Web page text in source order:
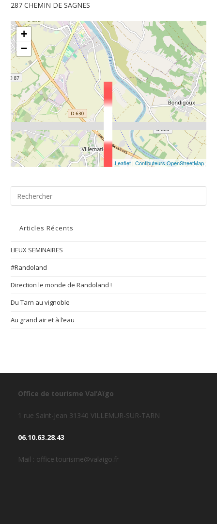
287 CHEMIN DE SAGNES
+
−
Leaflet| Contibuteurs OpenStreetMap
Articles Récents
LIEUX SEMINAIRES
#Randoland
Direction le monde de Randoland !
Du Tarn au vignoble
Au grand air et à l’eau
Office de tourisme Val’Aïgo
1 rue Saint-Jean 31340 VILLEMUR-SUR-TARN
06.10.63.28.43
Mail : office.tourisme@valaigo.fr